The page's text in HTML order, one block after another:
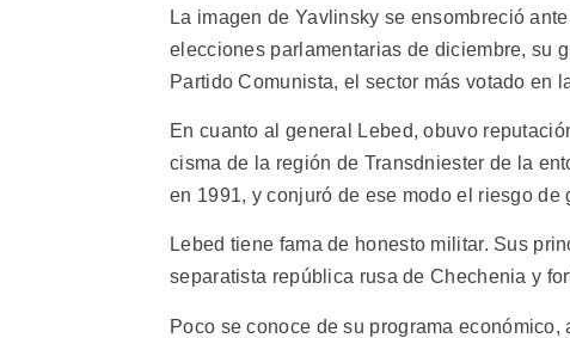
La imagen de Yavlinsky se ensombreció
elecciones parlamentarias de diciembre, su
Partido Comunista, el sector más votado en
En cuanto al general Lebed, obuvo
cisma de la región de Transdniester de la
en 1991, y conjuró de ese modo el riesgo de
Lebed tiene fama de honesto militar. Sus
separatista república rusa de Chechenia y
Poco se conoce de su programa